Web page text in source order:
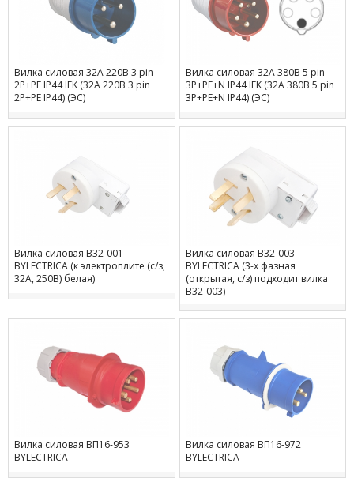
Вилка силовая 32А 220В 3 pin
2P+PE IP44 IEK (32А 220В 3 pin
2P+PE IP44) (ЭС)
Вилка силовая 32А 380В 5 pin
3P+PE+N IP44 IEK (32А 380В 5 pin
3P+PE+N IP44) (ЭС)
Вилка силовая В32-001
BYLECTRICA (к электроплите (с/з,
32А, 250В) белая)
Вилка силовая В32-003
BYLECTRICA (3-х фазная
(открытая, с/з) подходит вилка
В32-003)
Вилка силовая ВП16-953
BYLECTRICA
Вилка силовая ВП16-972
BYLECTRICA